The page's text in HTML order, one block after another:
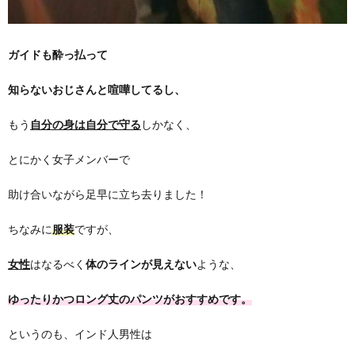
ガイドも酔っ払って
知らないおじさんと喧嘩してるし、
もう 自分の身は自分で守る しかなく、
とにかく女子メンバーで
助け合いながら足早に立ち去りました！
ちなみに服装ですが、
女性はなるべく 体のラインが見えないような、
ゆったりかつロング丈のパンツがおすすめです。
というのも、インド人男性は